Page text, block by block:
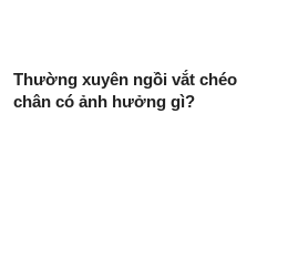
Thường xuyên ngồi vắt chéo
chân có ảnh hưởng gì?